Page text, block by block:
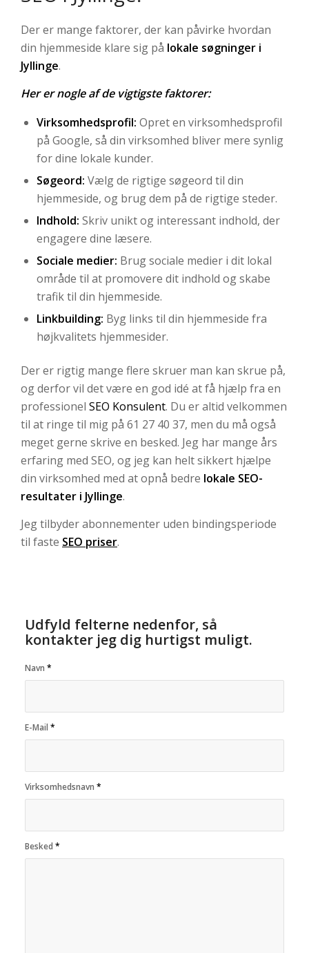
Der er mange faktorer, der kan påvirke hvordan
din hjemmeside klare sig på lokale søgninger i
Jyllinge.
Her er nogle af de vigtigste faktorer:
Virksomhedsprofil: Opret en virksomhedsprofil
på Google, så din virksomhed bliver mere synlig
for dine lokale kunder.
Søgeord: Vælg de rigtige søgeord til din
hjemmeside, og brug dem på de rigtige steder.
Indhold: Skriv unikt og interessant indhold, der
engagere dine læsere.
Sociale medier: Brug sociale medier i dit lokal
område til at promovere dit indhold og skabe
trafik til din hjemmeside.
Linkbuilding: Byg links til din hjemmeside fra
højkvalitets hjemmesider.
Der er rigtig mange flere skruer man kan skrue på,
og derfor vil det være en god idé at få hjælp fra en
professionel SEO Konsulent. Du er altid velkommen
til at ringe til mig på 61 27 40 37, men du må også
meget gerne skrive en besked. Jeg har mange års
erfaring med SEO, og jeg kan helt sikkert hjælpe
din virksomhed med at opnå bedre lokale SEO-
resultater i Jyllinge.
Jeg tilbyder abonnementer uden bindingsperiode
til faste SEO priser.
Udfyld felterne nedenfor, så
kontakter jeg dig hurtigst muligt.
Navn *
E-Mail *
Virksomhedsnavn *
Besked *